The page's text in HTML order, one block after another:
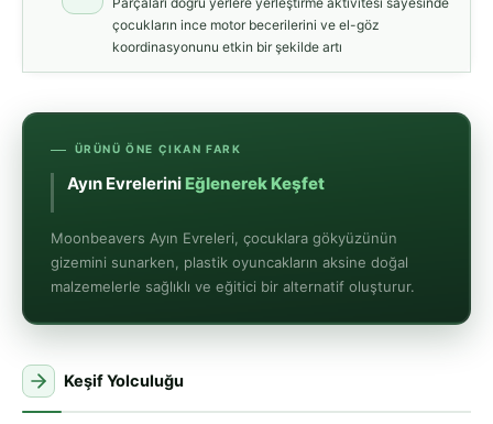
çocukların ince motor becerilerini ve el-göz
koordinasyonunu etkin bir şekilde artı
ÜRÜNÜ ÖNE ÇIKAN FARK
Ayın EvreleriniEğlenerek Keşfet
Moonbeavers Ayın Evreleri, çocuklara gökyüzünün
gizemini sunarken, plastik oyuncakların aksine doğal
malzemelerle sağlıklı ve eğitici bir alternatif oluşturur.
Keşif Yolculuğu